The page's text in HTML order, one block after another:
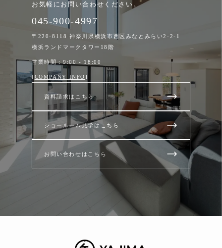
お気軽にお問い合わせください。
045-900-4997
〒220-8118 神奈川県横浜市西区みなとみらい2-2-1
横浜ランドマークタワー18階
営業時間：9:00 - 18:00
[COMPANY INFO]
資料請求はこちら
ショールーム見学はこちら
お問い合わせはこちら